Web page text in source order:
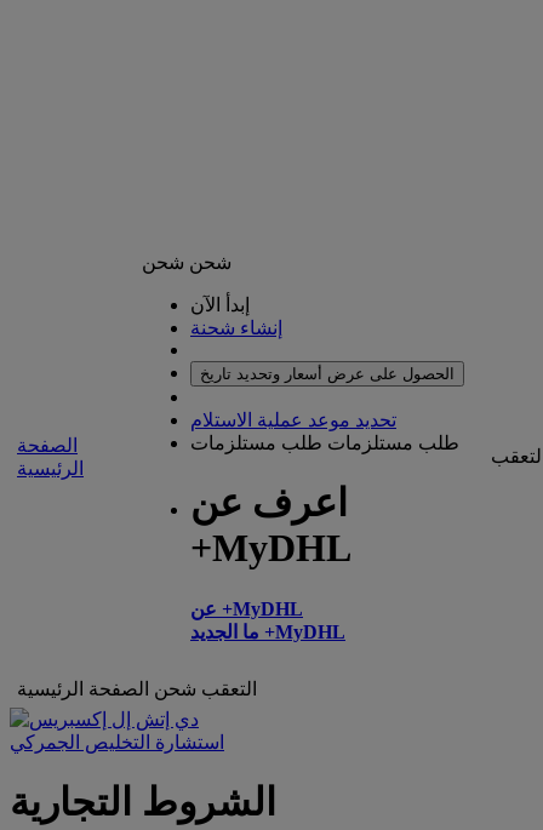
الصفحة
الرئيسية
شحن شحن
إبدأ الآن
إنشاء شحنة
الحصول على عرض أسعار وتحديد تاريخ
تحديد موعد عملية الاستلام
طلب مستلزمات طلب مستلزمات
اعرف عن
+MyDHL
عن +MyDHL
ما الجديد +MyDHL
الصفحة الرئيسية شحن التعقب
استشارة التخليص الجمركي
الشروط التجارية